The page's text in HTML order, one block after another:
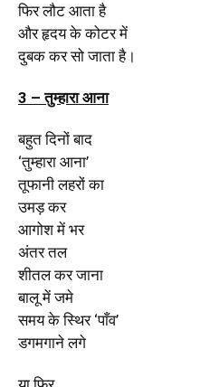
फिर लौट आता है
और हृदय के कोटर में
दुबक कर सो जाता है।
3 – तुम्हारा आना
बहुत दिनों बाद
‘तुम्हारा आना’
तूफानी लहरों का
उमड़ कर
आगोश में भर
अंतर तल
शीतल कर जाना
बालू में जमे
समय के स्थिर ‘पाँव’
डगमगाने लगे